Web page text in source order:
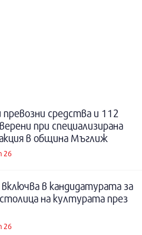
средства и 112
при специализирана
в община Мъглиж
26
включва в кандидатурата за
на културата през
26